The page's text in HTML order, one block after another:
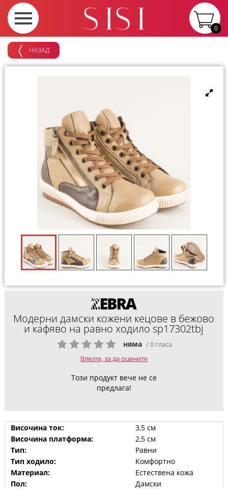
0
НАЗАД
Модерни дамски кожени кецове в бежово
и кафяво на равно ходило sp17302tbj
няма / 0 гласа
Влезте, за да оцените
Този продукт вече не се
предлага!
Височина ток:
3,5 см
Височина платформа:
2,5 см
Тип:
Равни
Тип ходило:
Комфортно
Материал:
Естествена кожа
Пол:
Дамски